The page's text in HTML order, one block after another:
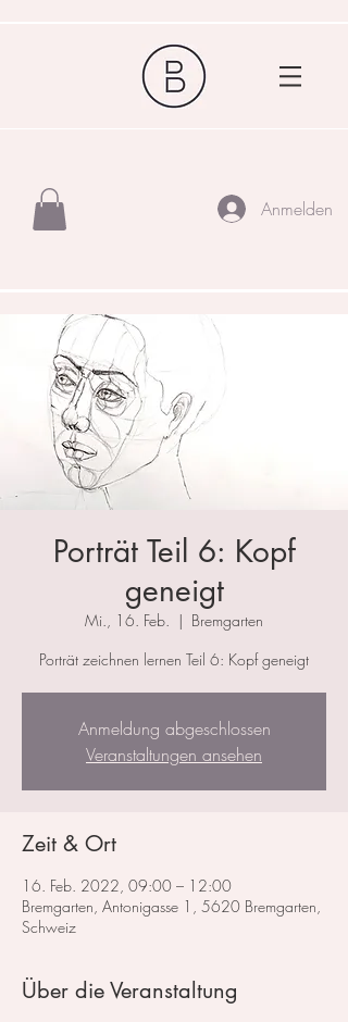
Anmelden
Porträt Teil 6: Kopf
geneigt
Mi., 16. Feb.
  |
Bremgarten
Porträt zeichnen lernen Teil 6: Kopf geneigt
Anmeldung abgeschlossen
Veranstaltungen ansehen
Zeit & Ort
16. Feb. 2022, 09:00 – 12:00
Bremgarten, Antonigasse 1, 5620 Bremgarten,
Schweiz
Über die Veranstaltung